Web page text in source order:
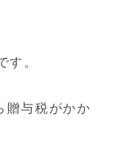
す。
贈与税がかか